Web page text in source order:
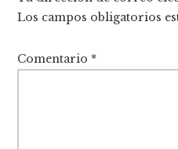
los
Los campos obligatorios
Comentario *